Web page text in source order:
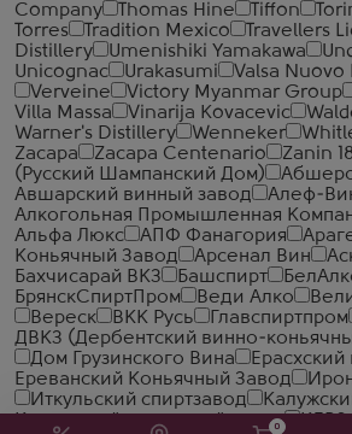
0
Company
Thomas Hine Tiffon
Torres
Tradition Mexico Travellers
Distillery
Umenishiki Yamakawa
Unicognac
Urakasumi Valsa Nuovo
Verveine
Victory Myanmar Group
Villa Massa
Vinarija Kovacevic
Warner's Distillery
Wenneker
Zacapa
Zacapa Centenario Zanin
(Русский Шампанский Дом)
Авшарский винный завод
Алеф-
Алкогольная Промышленная
Альфа Люкс
АПФ Фанагория
Коньячный Завод
Арсенал Вин
Бахчисарай ВКЗ
Башспирт
БрянскСпиртПром
Веди Алко
Вереск
ВКК Русь Главспиртпром
ДВКЗ (Дербентский винно-
Дом Грузинского Вина
Ереванский Коньячный Завод
Иткульский спиртзавод
Кизлярский коньячный завод
КЛВЗ